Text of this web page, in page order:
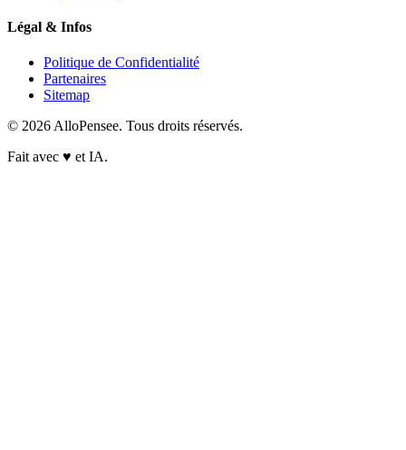
Légal & Infos
Politique de Confidentialité
Partenaires
Sitemap
© 2026 AlloPensee. Tous droits réservés.
Fait avec ♥ et IA.